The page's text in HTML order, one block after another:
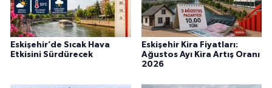
Eskişehir’de Sıcak Hava
Etkisini Sürdürecek
Eskişehir Kira Fiyatları:
Ağustos Ayı Kira Artış Oranı
2026